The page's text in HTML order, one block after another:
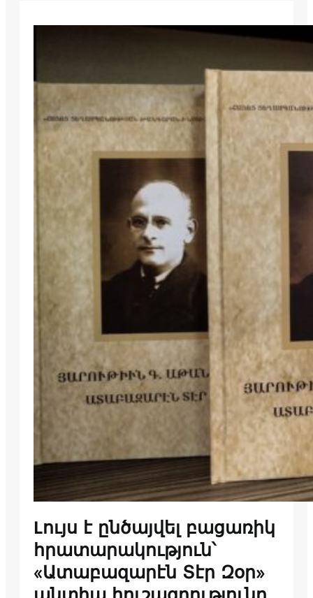
Lույս է ընծայվել բացառիկ
հրատարակություն՝
«Ատաբազարէն Տէր Զօր»